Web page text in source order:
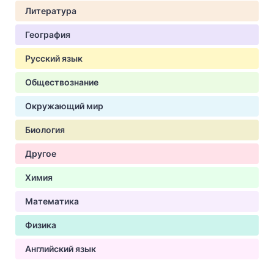
Литература
География
Русский язык
Обществознание
Окружающий мир
Биология
Другое
Химия
Математика
Физика
Английский язык